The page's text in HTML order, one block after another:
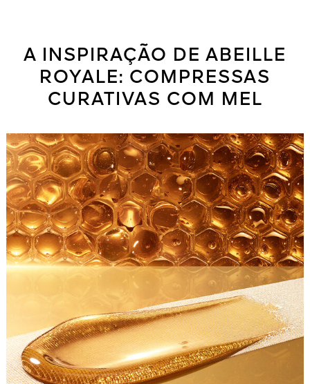
A INSPIRAÇÃO DE ABEILLE
ROYALE: COMPRESSAS
CURATIVAS COM MEL